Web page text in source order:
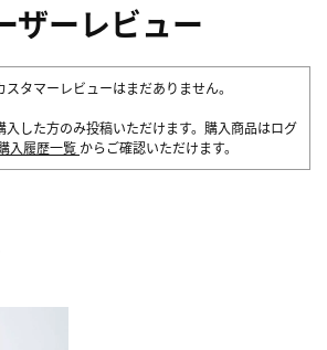
ザーレビュー
タマーレビューはまだありません。
入した方のみ投稿いただけます。購入商品はログ
入履歴一覧 からご確認いただけます。